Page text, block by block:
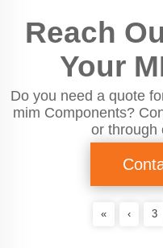
Reach
Your
Do you need a quote
mim Components?
or through
« ‹ 3